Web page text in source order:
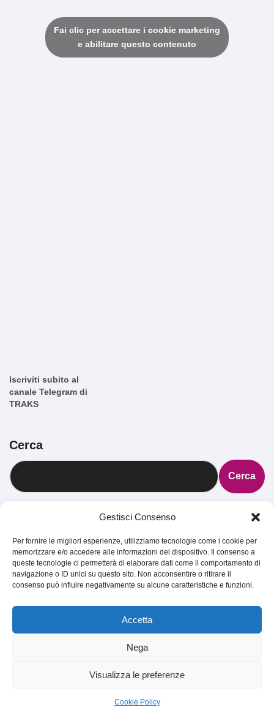
Gestisci Consenso
Per fornire le migliori esperienze, utilizziamo tecnologie come i cookie per
memorizzare e/o accedere alle informazioni del dispositivo. Il consenso a
queste tecnologie ci permetterà di elaborare dati come il comportamento di
navigazione o ID unici su questo sito. Non acconsentire o ritirare il
consenso può influire negativamente su alcune caratteristiche e funzioni.
Accetta
Nega
Visualizza le preferenze
Cookie Policy
Fai clic per accettare i cookie marketing
e abilitare questo contenuto
Iscriviti subito al
canale Telegram di
TRAKS
Cerca
Cerca
TRAKS
Copyright TRAKS © All rights reserved